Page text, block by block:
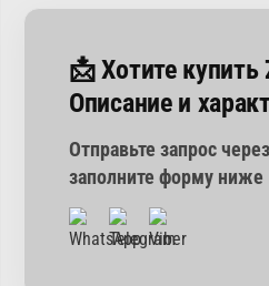
📩 Хотите купить
Описание и
Отправьте запрос
заполните форму ниже